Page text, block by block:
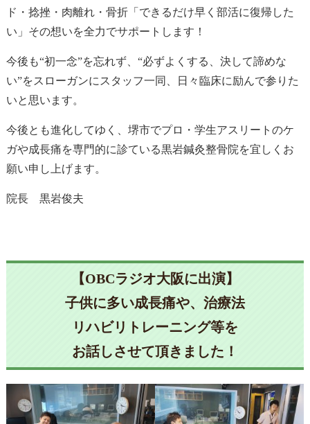
ド・捻挫・肉離れ・骨折「できるだけ早く部活に復帰した
い」その想いを全力でサポートします！
今後も“初一念”を忘れず、“必ずよくする、決して諦めな
い”をスローガンにスタッフ一同、日々臨床に励んで参りた
いと思います。
今後とも進化してゆく、堺市でプロ・学生アスリートのケ
ガや成長痛を専門的に診ている黒岩鍼灸整骨院を宜しくお
願い申し上げます。
院長 黒岩俊夫
【OBCラジオ大阪に出演】
子供に多い成長痛や、治療法
リハビリトレーニング等を
お話しさせて頂きました！